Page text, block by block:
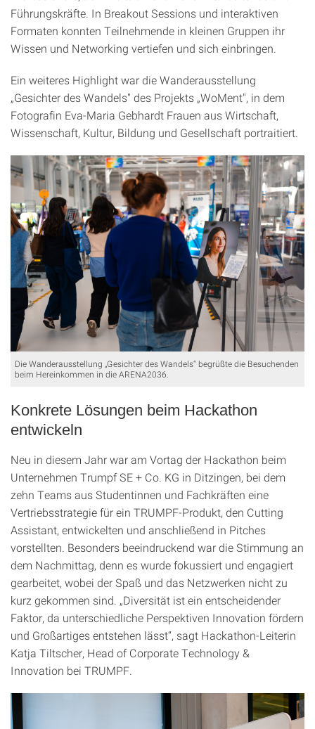
Führungskräfte. In Breakout Sessions und interaktiven
Formaten konnten Teilnehmende in kleinen Gruppen ihr
Wissen und Networking vertiefen und sich einbringen.
Ein weiteres Highlight war die Wanderausstellung
„Gesichter des Wandels" des Projekts „WoMent", in dem
Fotografin Eva-Maria Gebhardt Frauen aus Wirtschaft,
Wissenschaft, Kultur, Bildung und Gesellschaft portraitiert.
Die Wanderausstellung „Gesichter des Wandels“ begrüßte die Besuchenden
beim Hereinkommen in die ARENA2036.
Konkrete Lösungen beim Hackathon
entwickeln
Neu in diesem Jahr war am Vortag der Hackathon beim
Unternehmen Trumpf SE + Co. KG in Ditzingen, bei dem
zehn Teams aus Studentinnen und Fachkräften eine
Vertriebsstrategie für ein TRUMPF-Produkt, den Cutting
Assistant, entwickelten und anschließend in Pitches
vorstellten. Besonders beeindruckend war die Stimmung an
dem Nachmittag, denn es wurde fokussiert und engagiert
gearbeitet, wobei der Spaß und das Netzwerken nicht zu
kurz gekommen sind. „Diversität ist ein entscheidender
Faktor, da unterschiedliche Perspektiven Innovation fördern
und Großartiges entstehen lässt“, sagt Hackathon-Leiterin
Katja Tiltscher, Head of Corporate Technology &
Innovation bei TRUMPF.